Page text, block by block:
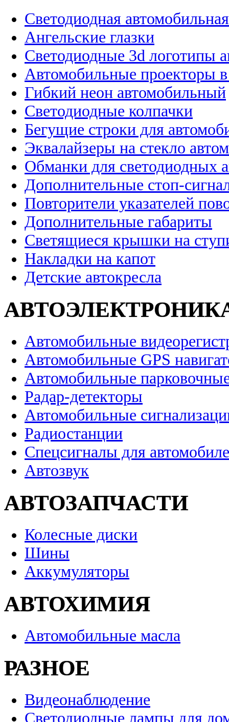
Светодиодная
Ангельские глазки
Светодиодные 3d логотипы
Автомобильные проекторы
Гибкий неон автомобильный
Светодиодные колпачки
Бегущие строки для
Эквалайзеры на стекло
Обманки для светодиодных
Дополнительные стоп-
Повторители указателей
Дополнительные габариты
Светящиеся крышки на
Накладки на капот
Детские автокресла
Автомобильные
Автомобильные GPS
Автомобильные
Радар-детекторы
Автомобильные
Радиостанции
Спецсигналы для
Автозвук
АВТОЗАПЧАСТИ
Колесные диски
Шины
Аккумуляторы
АВТОХИМИЯ
Автомобильные масла
РАЗНОЕ
Видеонаблюдение
Светодиодные лампы для